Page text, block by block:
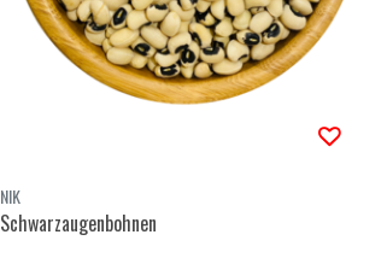
NIK
Schwarzaugenbohnen